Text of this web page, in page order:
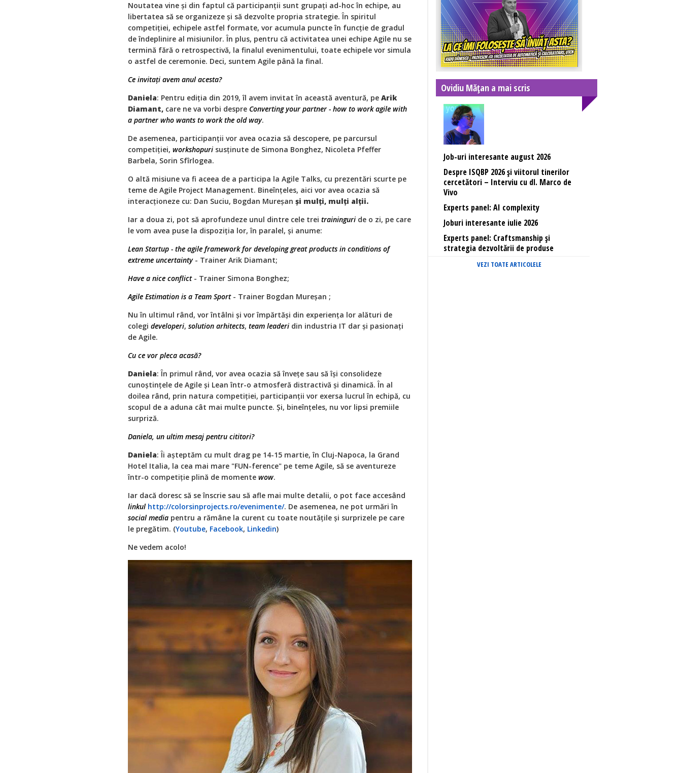
Noutatea vine și din faptul că participanții sunt grupați ad-hoc în echipe, au
libertatea să se organizeze și să dezvolte propria strategie. În spiritul
competiției, echipele astfel formate, vor acumula puncte în funcție de gradul
de îndeplinire al misiunilor. În plus, pentru că activitatea unei echipe Agile nu se
termină fără o retrospectivă, la finalul evenimentului, toate echipele vor simula
o astfel de ceremonie. Deci, suntem Agile până la final.
Ce invitați avem anul acesta?
Daniela: Pentru ediția din 2019, îl avem invitat în această aventură, pe Arik
Diamant, care ne va vorbi despre Converting your partner - how to work agile with
a partner who wants to work the old way.
De asemenea, participanții vor avea ocazia să descopere, pe parcursul
competiției, workshopuri susținute de Simona Bonghez, Nicoleta Pfeffer
Barbela, Sorin Sfîrlogea.
O altă misiune va fi aceea de a participa la Agile Talks, cu prezentări scurte pe
teme de Agile Project Management. Bineînțeles, aici vor avea ocazia să
interacționeze cu: Dan Suciu, Bogdan Mureșan și mulți, mulți alții.
Iar a doua zi, pot să aprofundeze unul dintre cele trei traininguri de o zi, pe care
le vom avea puse la dispoziția lor, în paralel, și anume:
Lean Startup - the agile framework for developing great products in conditions of
extreme uncertainty- Trainer Arik Diamant;
Have a nice conflict- Trainer Simona Bonghez;
Agile Estimation is a Team Sport- Trainer Bogdan Mureșan ;
Nu în ultimul rând, vor întâlni și vor împărtăși din experiența lor alături de
colegi developeri, solution arhitects, team leaderi din industria IT dar și pasionați
de Agile.
Cu ce vor pleca acasă?
Daniela: În primul rând, vor avea ocazia să învețe sau să își consolideze
cunoștințele de Agile și Lean într-o atmosferă distractivă și dinamică. În al
doilea rând, prin natura competiției, participanții vor exersa lucrul în echipă, cu
scopul de a aduna cât mai multe puncte. Și, bineînțeles, nu vor lipsi premiile
surpriză.
Daniela, un ultim mesaj pentru cititori?
Daniela: Îi așteptăm cu mult drag pe 14-15 martie, în Cluj-Napoca, la Grand
Hotel Italia, la cea mai mare "FUN-ference" pe teme Agile, să se aventureze
într-o competiție plină de momente wow.
Iar dacă doresc să se înscrie sau să afle mai multe detalii, o pot face accesând
linkul http://colorsinprojects.ro/evenimente/. De asemenea, ne pot urmări în
social media pentru a rămâne la curent cu toate noutățile și surprizele pe care
le pregătim. (Youtube, Facebook, Linkedin)
Ne vedem acolo!
Ovidiu Mățan a mai scris
Job-uri interesante august 2026
Despre ISQBP 2026 și viitorul tinerilor
cercetători – Interviu cu dl. Marco de
Vivo
Experts panel: AI complexity
Joburi interesante iulie 2026
Experts panel: Craftsmanship și
strategia dezvoltării de produse
VEZI TOATE ARTICOLELE